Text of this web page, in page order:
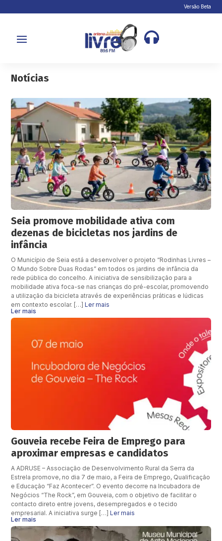
Versão Beta

Notícias
Seia promove mobilidade ativa com
dezenas de bicicletas nos jardins de
infância
O Município de Seia está a desenvolver o projeto “Rodinhas Livres –
O Mundo Sobre Duas Rodas” em todos os jardins de infância da
rede pública do concelho. A iniciativa de sensibilização para a
mobilidade ativa foca-se nas crianças do pré-escolar, promovendo
a utilização da bicicleta através de experiências práticas e lúdicas
em contexto escolar. […]Ler mais
Ler mais
Gouveia recebe Feira de Emprego para
aproximar empresas e candidatos
A ADRUSE – Associação de Desenvolvimento Rural da Serra da
Estrela promove, no dia 7 de maio, a Feira de Emprego, Qualificação
e Educação “Faz Acontecer”. O evento decorre na Incubadora de
Negócios “The Rock”, em Gouveia, com o objetivo de facilitar o
contacto direto entre jovens, desempregados e o tecido
empresarial. A iniciativa surge […]Ler mais
Ler mais